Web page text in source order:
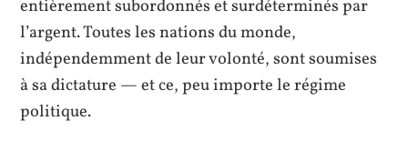
entièrement subordonnés et surdéterminés par
l’argent. Toutes les nations du monde,
indépendemment de leur volonté, sont soumises
à sa dictature — et ce, peu importe le régime
politique.